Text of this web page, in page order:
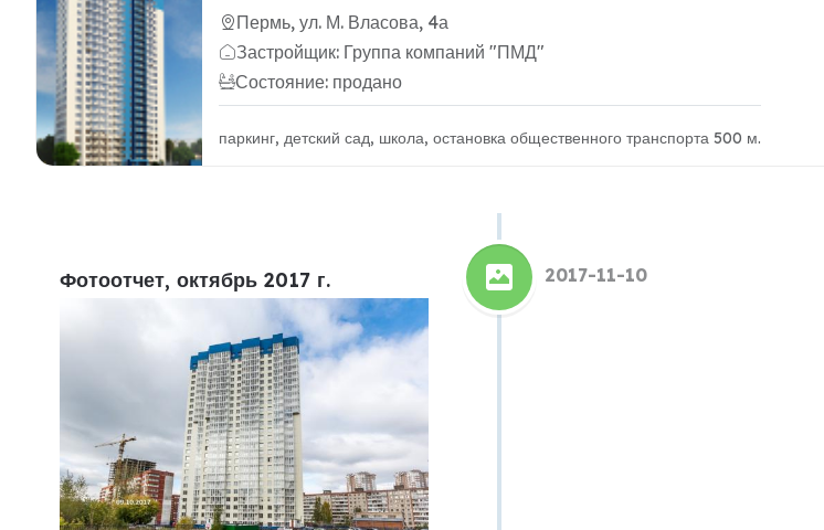
Пермь, ул. М. Власова, 4а
Застройщик: Группа компаний "ПМД"
Состояние: продано
паркинг, детский сад, школа, остановка общественного транспорта 500 м.
Фотоотчет, октябрь 2017 г. 2017-11-10